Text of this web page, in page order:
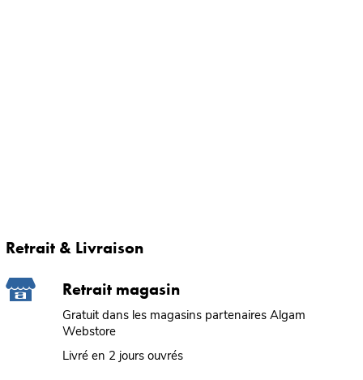
Retrait & Livraison
Retrait magasin
Gratuit dans les magasins partenaires Algam
Webstore
Livré en 2 jours ouvrés